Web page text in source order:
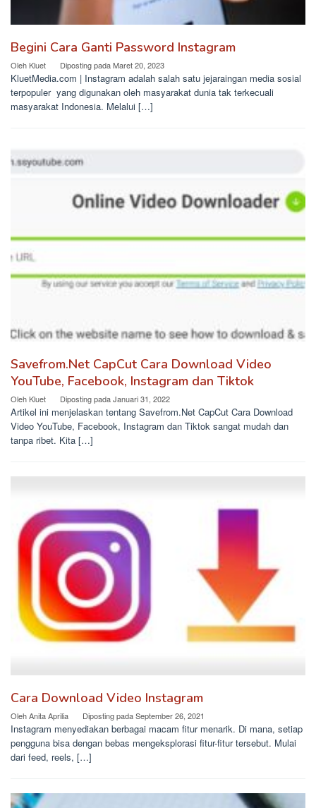
Begini Cara Ganti Password Instagram
Oleh Kluet Diposting padaMaret 20, 2023
KluetMedia.com | Instagram adalah salah satu jejaraingan media sosial
terpopuler yang digunakan oleh masyarakat dunia tak terkecuali
masyarakat Indonesia. Melalui […]
Savefrom.Net CapCut Cara Download Video
YouTube, Facebook, Instagram dan Tiktok
Oleh Kluet Diposting padaJanuari 31, 2022
Artikel ini menjelaskan tentang Savefrom.Net CapCut Cara Download
Video YouTube, Facebook, Instagram dan Tiktok sangat mudah dan
tanpa ribet. Kita […]
Cara Download Video Instagram
OlehAnita Aprilia Diposting padaSeptember 26, 2021
Instagram menyediakan berbagai macam fitur menarik. Di mana, setiap
pengguna bisa dengan bebas mengeksplorasi fitur-fitur tersebut. Mulai
dari feed, reels, […]